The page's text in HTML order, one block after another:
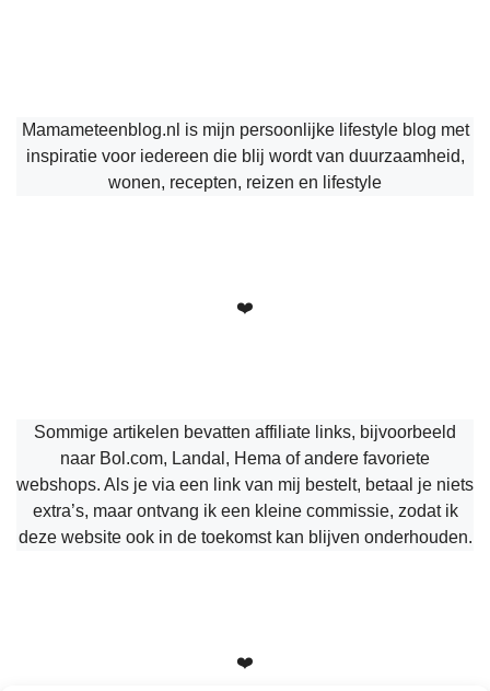
Mamameteenblog.nl is mijn persoonlijke lifestyle blog met
inspiratie voor iedereen die blij wordt van duurzaamheid,
wonen, recepten, reizen en lifestyle
❤️
Sommige artikelen bevatten affiliate links, bijvoorbeeld
naar Bol.com, Landal, Hema of andere favoriete
webshops. Als je via een link van mij bestelt, betaal je niets
extra’s, maar ontvang ik een kleine commissie, zodat ik
deze website ook in de toekomst kan blijven onderhouden.
❤️